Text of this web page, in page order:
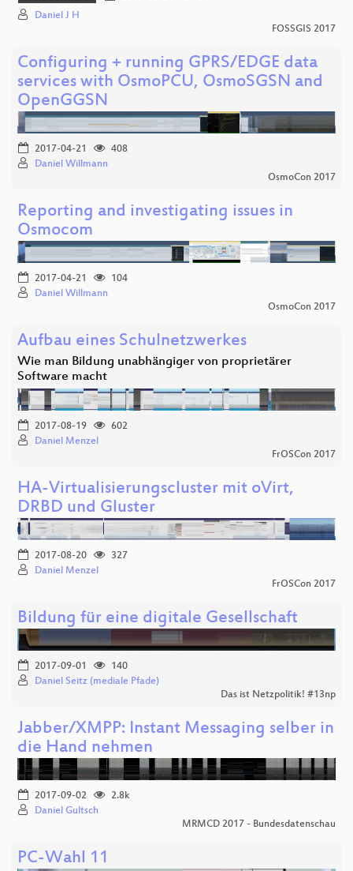
Daniel J H
FOSSGIS 2017
Configuring + running GPRS/EDGE data
services with OsmoPCU, OsmoSGSN and
OpenGGSN
2017-04-21
408
Daniel Willmann
OsmoCon 2017
Reporting and investigating issues in
Osmocom
2017-04-21
104
Daniel Willmann
OsmoCon 2017
Aufbau eines Schulnetzwerkes
Wie man Bildung unabhängiger von proprietärer
Software macht
2017-08-19
602
Daniel Menzel
FrOSCon 2017
HA-Virtualisierungscluster mit oVirt,
DRBD und Gluster
2017-08-20
327
Daniel Menzel
FrOSCon 2017
Bildung für eine digitale Gesellschaft
2017-09-01
140
Daniel Seitz (mediale Pfade)
Das ist Netzpolitik! #13np
Jabber/XMPP: Instant Messaging selber in
die Hand nehmen
2017-09-02
2.8k
Daniel Gultsch
MRMCD 2017 - Bundesdatenschau
PC-Wahl 11